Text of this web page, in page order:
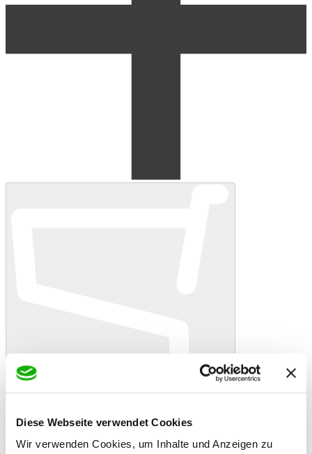
Diese Webseite verwendet Cookies
Wir verwenden Cookies, um Inhalte und Anzeigen zu
In den Warenkorb Danke! Etwas ist schiefgelaufen
Pfiffikus Meisenknödel im Netz 1 Stück